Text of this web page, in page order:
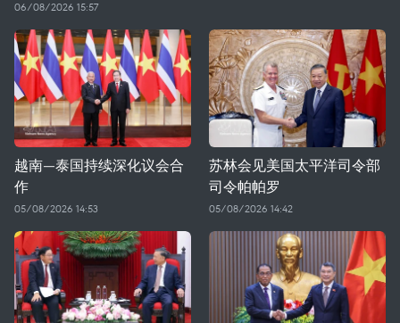
06/08/2026 15:57
越南—泰国持续深化议会合
作
05/08/2026 14:53
苏林会见美国太平洋司令部
司令帕帕罗
05/08/2026 14:42